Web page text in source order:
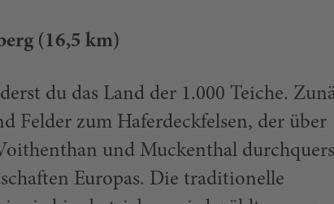
(16,5 km)
du das Land der 1.000 Teiche.
Felder zum Haferdeckfelsen, der über
und Muckenthal
Europas. Die traditionelle